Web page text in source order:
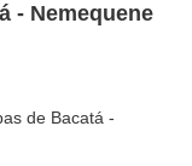
- Nemequene